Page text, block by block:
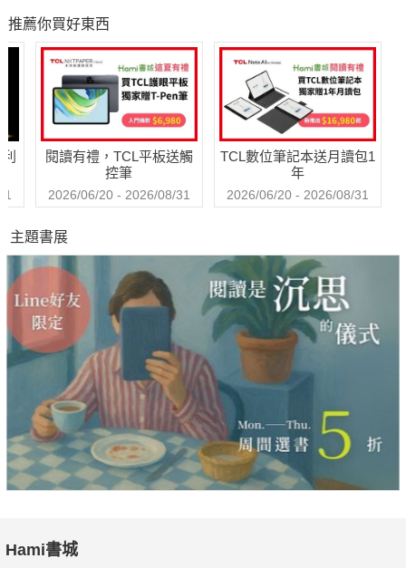
◎攝錄功能操作密技
◎特別增加Google Play商店付費App推薦、購買退費等流程教
推薦你買好東西
閱讀有禮，TCL平板送觸
控筆
2026/06/20 - 2026/08/31
TCL數位筆記本送月讀包1
年
2026/06/20 - 2026/08/31
主題書展
Hami書城